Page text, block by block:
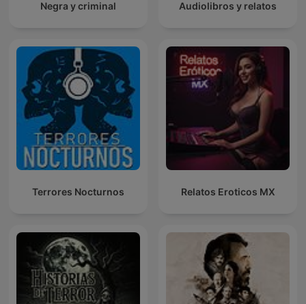
Negra y criminal Audiolibros y relatos
Terrores Nocturnos Relatos Eroticos MX